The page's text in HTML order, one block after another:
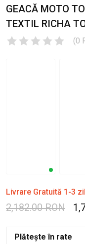
GEACĂ MOTO
TEXTIL RICHA
(0
Livrare Gratuită 1-3
2,182.00 RON
Plătește în rate